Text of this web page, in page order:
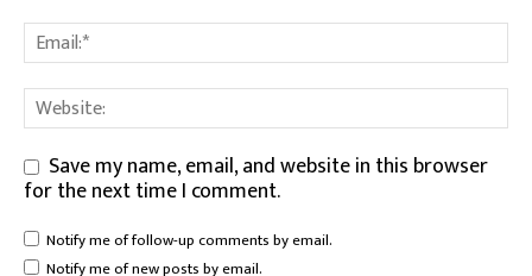
Save my name, email, and website in this browser
for the next time I comment.
Notify me of follow-up comments by email.
Notify me of new posts by email.